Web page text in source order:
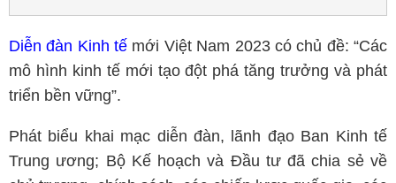
Diễn đàn Kinh tế mới Việt Nam 2023 có chủ đề: “Các
mô hình kinh tế mới tạo đột phá tăng trưởng và phát
triển bền vững”.
Phát biểu khai mạc diễn đàn, lãnh đạo Ban Kinh tế
Trung ương; Bộ Kế hoạch và Đầu tư đã chia sẻ về